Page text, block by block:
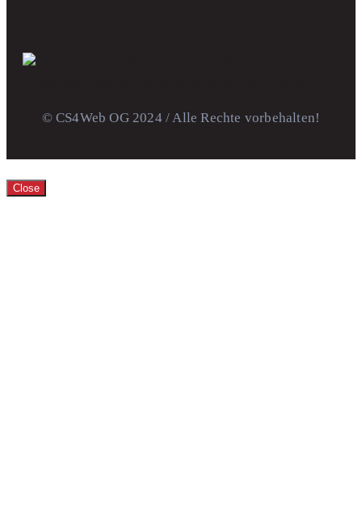
© CS4Web OG 2024 / Alle Rechte vorbehalten!
Close